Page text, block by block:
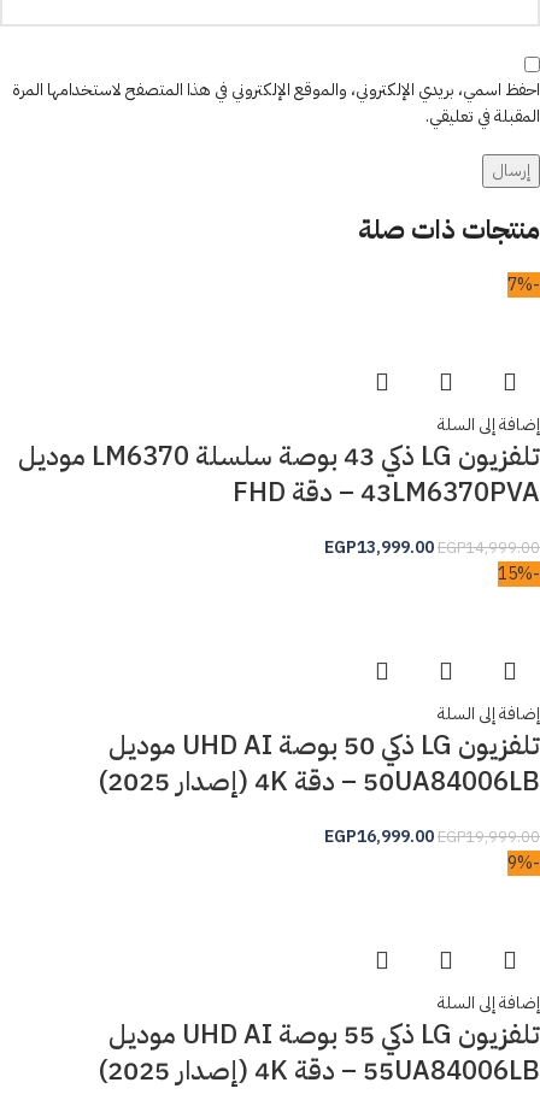
احفظ اسمي، بريدي الإلكتروني، والموقع الإلكتروني في هذا المتصفح لاستخدامها المرة
المقبلة في تعليقي.
منتجات ذات صلة
-7%
إضافة إلى السلة
تلفزيون LG ذكي 43 بوصة سلسلة LM6370 موديل
43LM6370PVA – دقة FHD
EGP14,999.00
EGP13,999.00
-15%
إضافة إلى السلة
تلفزيون LG ذكي 50 بوصة UHD AI موديل
50UA84006LB – دقة 4K (إصدار 2025)
EGP19,999.00
EGP16,999.00
-9%
إضافة إلى السلة
تلفزيون LG ذكي 55 بوصة UHD AI موديل
55UA84006LB – دقة 4K (إصدار 2025)